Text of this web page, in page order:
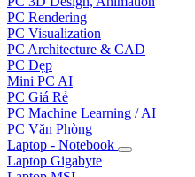
PC Rendering
PC Visualization
PC Architecture & CAD
PC Đẹp
Mini PC AI
PC Giá Rẻ
PC Machine Learning / AI
PC Văn Phòng
Laptop - Notebook
Laptop Gigabyte